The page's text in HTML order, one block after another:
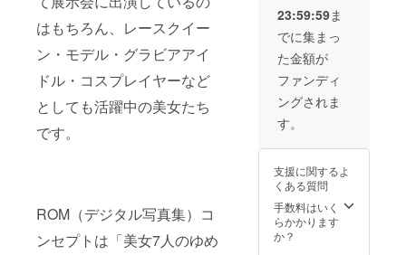
はもちろん、レースクイー
ン・モデル・グラビアアイ
ドル・コスプレイヤーなど
としても活躍中の美女たち
です。
ROM（デジタル写真集）コ
ンセプトは「美女7人のゆめ
グデー
ト（ボ
ウリン
グ嫌な
人は密
室以外
で相談
モデル
をオプ
ション
から選
んでく
ださい
好きな
モデル
をオプ
ション
から選
んでく
ださい
23:59:59ま
でに集まっ
た金額が
ファンディ
ングされま
す。
支援に関するよ
くある質問
手数料はいく
らかかります
か？